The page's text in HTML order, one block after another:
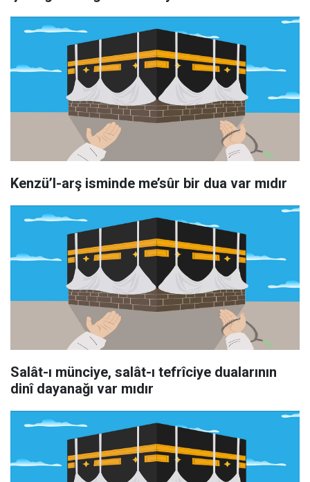
Kenzü’l-arş isminde me’sûr bir dua var mıdır
Salât-ı münciye, salât-ı tefrîciye dualarının
dinî dayanağı var mıdır